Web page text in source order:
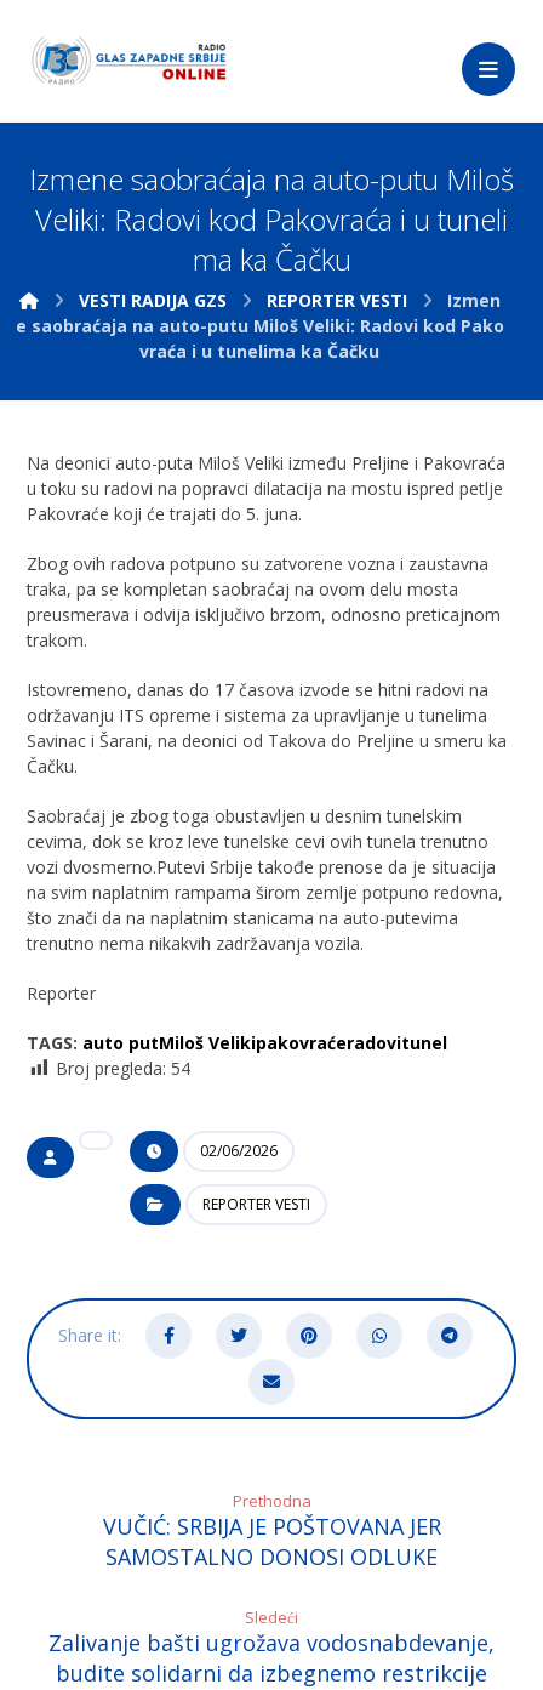
Izmene saobraćaja na auto-putu Miloš
Veliki: Radovi kod Pakovraća i u tuneli
ma ka Čačku
VESTI RADIJA GZS REPORTER VESTI
Izmen
e saobraćaja na auto-putu Miloš Veliki: Radovi kod Pako
vraća i u tunelima ka Čačku
Na deonici auto-puta Miloš Veliki između Preljine i Pakovraća
u toku su radovi na popravci dilatacija na mostu ispred petlje
Pakovraće koji će trajati do 5. juna.
Zbog ovih radova potpuno su zatvorene vozna i zaustavna
traka, pa se kompletan saobraćaj na ovom delu mosta
preusmerava i odvija isključivo brzom, odnosno preticajnom
trakom.
Istovremeno, danas do 17 časova izvode se hitni radovi na
održavanju ITS opreme i sistema za upravljanje u tunelima
Savinac i Šarani, na deonici od Takova do Preljine u smeru ka
Čačku.
Saobraćaj je zbog toga obustavljen u desnim tunelskim
cevima, dok se kroz leve tunelske cevi ovih tunela trenutno
vozi dvosmerno.Putevi Srbije takođe prenose da je situacija
na svim naplatnim rampama širom zemlje potpuno redovna,
što znači da na naplatnim stanicama na auto-putevima
trenutno nema nikakvih zadržavanja vozila.
Reporter
TAGS: auto putMiloš Velikipakovraćeradovitunel
Broj pregleda: 54
02/06/2026
REPORTER VESTI
Prethodna
VUČIĆ: SRBIJA JE POŠTOVANA JER
SAMOSTALNO DONOSI ODLUKE
Sledeći
Zalivanje bašti ugrožava vodosnabdevanje,
budite solidarni da izbegnemo restrikcije